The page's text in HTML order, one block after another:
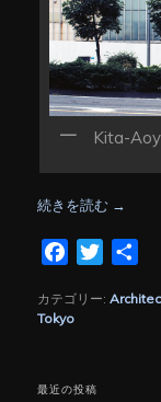
Kita-
続きを読む →
FacebookTwitter
カテゴリー:
Tokyo
最近の投稿